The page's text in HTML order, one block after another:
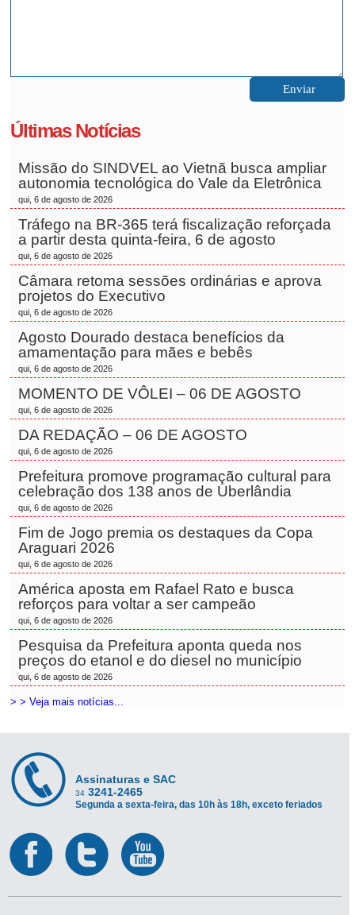
Últimas Notícias
Missão do SINDVEL ao Vietnã busca ampliar
autonomia tecnológica do Vale da Eletrônica
qui, 6 de agosto de 2026
Tráfego na BR-365 terá fiscalização reforçada
a partir desta quinta-feira, 6 de agosto
qui, 6 de agosto de 2026
Câmara retoma sessões ordinárias e aprova
projetos do Executivo
qui, 6 de agosto de 2026
Agosto Dourado destaca benefícios da
amamentação para mães e bebês
qui, 6 de agosto de 2026
MOMENTO DE VÔLEI – 06 DE AGOSTO
qui, 6 de agosto de 2026
DA REDAÇÃO – 06 DE AGOSTO
qui, 6 de agosto de 2026
Prefeitura promove programação cultural para
celebração dos 138 anos de Uberlândia
qui, 6 de agosto de 2026
Fim de Jogo premia os destaques da Copa
Araguari 2026
qui, 6 de agosto de 2026
América aposta em Rafael Rato e busca
reforços para voltar a ser campeão
qui, 6 de agosto de 2026
Pesquisa da Prefeitura aponta queda nos
preços do etanol e do diesel no município
qui, 6 de agosto de 2026
> > Veja mais notícias...
Assinaturas e SAC
34 3241-2465
Segunda a sexta-feira, das 10h às 18h, exceto feriados